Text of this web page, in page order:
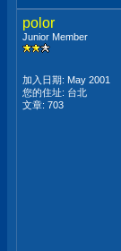
polor
Junior Member
加入日期: May 2001
您的住址: 台北
文章: 703